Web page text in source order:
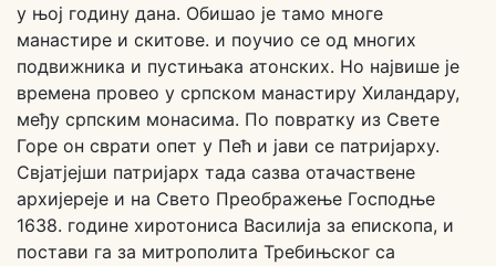
у њој годину дана. Обишао је тамо многе
манастире и скитове. и поучио се од многих
подвижника и пустињака атонских. Но највише је
времена провео у српском манастиру Хиландару,
међу српским монасима. По повратку из Свете
Горе он сврати опет у Пећ и јави се патријарху.
Свјатјејши патријарх тада сазва отачаствене
архијереје и на Свето Преображење Господње
1638. године хиротониса Василија за епископа, и
постави га за митрополита Требињског са